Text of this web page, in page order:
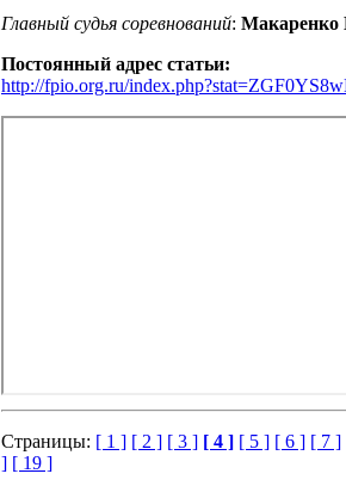
Главный судья соревнований: Макаренко
Постоянный адрес статьи:
http://fpio.org.ru/
Страницы: [ 1 ] [ 2 ] [ 3 ] [ 4 ] [ 5 ] [ 6 ] [ 7 ]
] [ 19 ]